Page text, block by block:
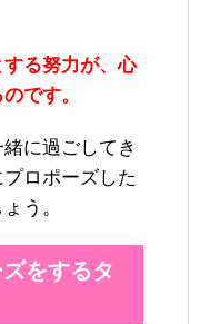
る努力が、心
です。
に過ごしてき
ロポーズした
う。
をするタ